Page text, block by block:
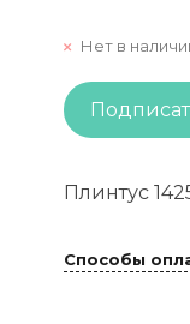
Нет в
Плинтус
Способы